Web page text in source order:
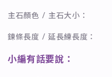
主石顏色 / 主石大小：
鍊條長度 / 延長練長度：
小編有話要說：